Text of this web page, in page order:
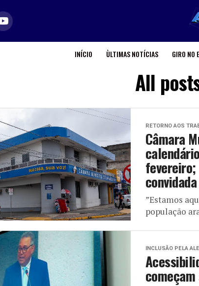
INÍCIO ÙLTIMAS NOTÍCIAS GIRO NO
All
RETORNO AOS
Câmara
fevereiro;
convidada
”Estamos
população
INCLUSÃO PELA